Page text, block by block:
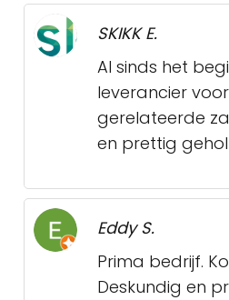
SKIKK E.
Al sinds het
leverancier
gerelateerde
en prettig
Eddy S.
Prima bedrijf.
Deskundig en